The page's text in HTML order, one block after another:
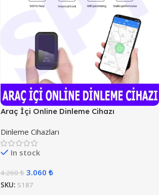
Araç İçi Online Dinleme Cihazı
Dinleme Cihazları
In stock
4.260₺ 3.060 ₺
SKU: S187